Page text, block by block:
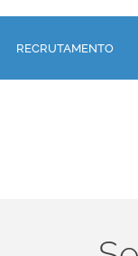
RECRUTAMENTO